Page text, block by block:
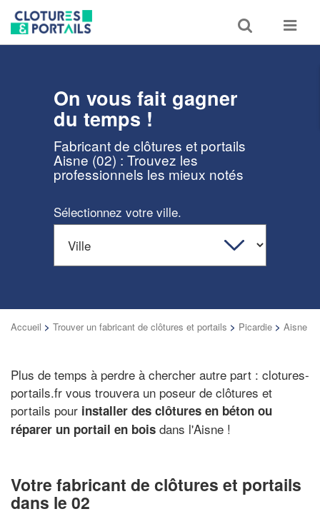
Toggle
search
Toggle
On vous fait gagner
du temps !
Fabricant de clôtures et portails
Aisne (02) : Trouvez les
professionnels les mieux notés
Sélectionnez votre ville.
Accueil > Trouver un fabricant de clôtures et portails > Picardie > Aisne
Plus de temps à perdre à chercher autre part : clotures-
portails.fr vous trouvera un poseur de clôtures et
portails pour installer des clôtures en béton ou
réparer un portail en bois dans l'Aisne !
Votre fabricant de clôtures et portails
dans le 02